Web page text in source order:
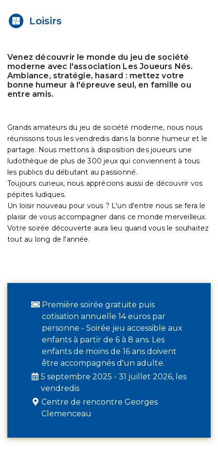
Loisirs
Venez découvrir le monde du jeu de société
moderne avec l'association Les Joueurs Nés.
Ambiance, stratégie, hasard : mettez votre
bonne humeur à l'épreuve seul, en famille ou
entre amis.
Grands amateurs du jeu de société moderne, nous nous
réunissons tous les vendredis dans la bonne humeur et le
partage. Nous mettons à disposition des joueurs une
ludothèque de plus de 300 jeux qui conviennent à tous
les publics du débutant au passionné.
Toujours curieux, nous apprécions aussi de découvrir vos
pépites ludiques.
Un loisir nouveau pour vous ? L'un d'entre nous se fera le
plaisir de vous accompagner dans ce monde merveilleux.
Votre soirée découverte aura lieu quand vous le souhaitez
tout au long de l'année.
Première soirée gratuite puis
cotisation annuelle 14 euros par
personne - Soirée jeu accessible aux
enfants à partir de 6 à 8 ans. Les
enfants de moins de 16 ans doivent
être accompagnés d'un adulte.
5 septembre 2025 - 31 juillet 2026, les
vendredis
Centre de rencontre Georges
Clemenceau